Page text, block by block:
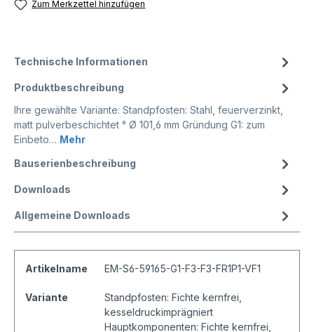
Zum Merkzettel hinzufügen
Technische Informationen
Produktbeschreibung
Ihre gewählte Variante: Standpfosten: Stahl, feuerverzinkt,
matt pulverbeschichtet ° Ø 101,6 mm Gründung G1: zum
Einbeto… Mehr
Bauserienbeschreibung
Downloads
Allgemeine Downloads
Artikelname EM-S6-59165-G1-F3-F3-FR1P1-VF1
Variante
Standpfosten: Fichte kernfrei,
kesseldruckimprägniert
Hauptkomponenten: Fichte kernfrei,